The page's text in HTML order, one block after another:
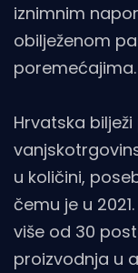
iznimnim
obilježenom
poremećajima.
Hrvatska
u količini,
čemu je u
više od 30
proizvodnja u